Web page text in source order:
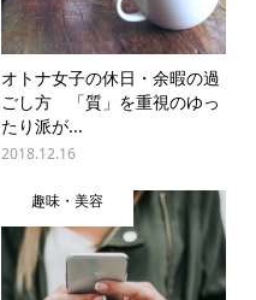
オトナ女子の休日・余暇の過
ごし方 「質」を重視のゆっ
たり派が...
2018.12.16
趣味・美容